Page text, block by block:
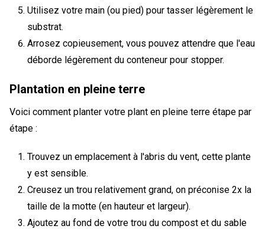
Utilisez votre main (ou pied) pour tasser légèrement le
substrat.
Arrosez copieusement, vous pouvez attendre que l'eau
déborde légèrement du conteneur pour stopper.
Plantation en pleine terre
Voici comment planter votre plant en pleine terre étape par
étape :
Trouvez un emplacement à l'abris du vent, cette plante
y est sensible.
Creusez un trou relativement grand, on préconise 2x la
taille de la motte (en hauteur et largeur).
Ajoutez au fond de votre trou du compost et du sable